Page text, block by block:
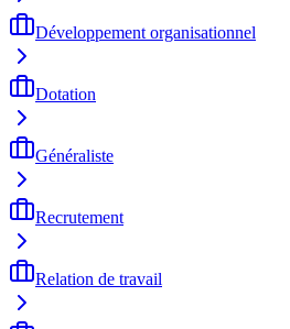
Développement organisationnel
Dotation
Généraliste
Recrutement
Relation de travail